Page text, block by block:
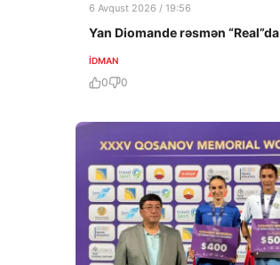
6 Avqust 2026 / 19:56
Yan Diomande rəsmən “Real”da
İDMAN
0 0